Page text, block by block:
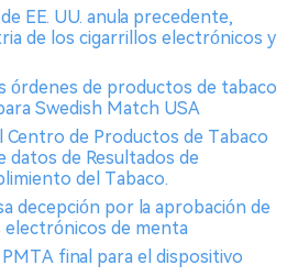
EE. UU. anula precedente,
de los cigarrillos electrónicos y
órdenes de productos de tabaco
Swedish Match USA
Centro de Productos de Tabaco
datos de Resultados de
del Tabaco.
decepción por la aprobación de
electrónicos de menta
final para el dispositivo